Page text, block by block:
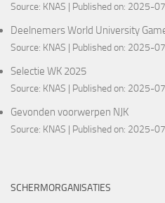
Source: KNAS Published on: 2025-
Deelnemers World University
Source: KNAS Published on: 2025-
Selectie WK 2025
Source: KNAS Published on: 2025-
Gevonden voorwerpen NJK
Source: KNAS Published on: 2025-
SCHERMORGANISATIES